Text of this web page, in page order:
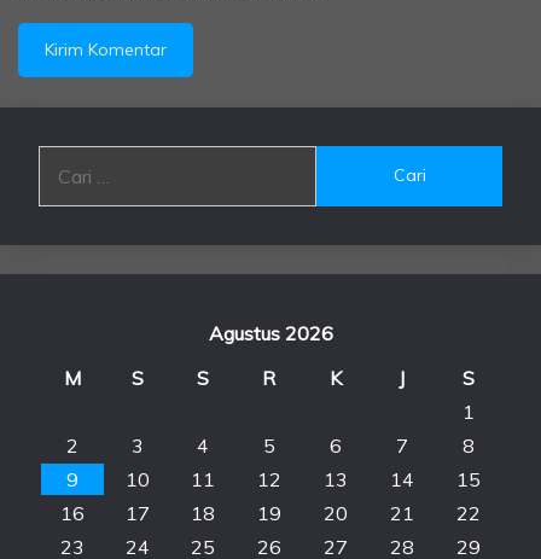
untuk:
Agustus 2026
M
S S R K J
S
1
2
3 4 5 6 7
8
9
10 11 12 13 14
15
16
17 18 19 20 21
22
23
24 25 26 27 28
29